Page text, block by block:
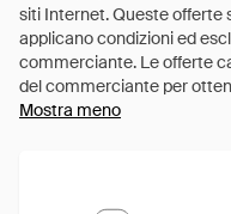
Mostra meno